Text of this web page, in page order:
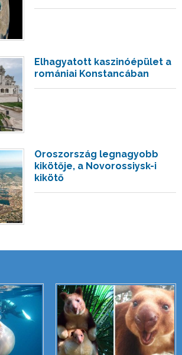
Elhagyatott kaszinóépület a
romániai Konstancában
Oroszország legnagyobb
kikötője, a Novorossiysk-i
kikötő